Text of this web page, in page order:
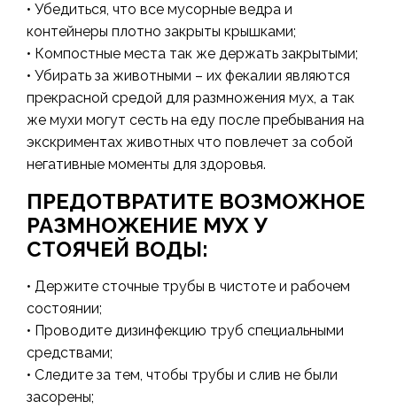
• Убедиться, что все мусорные ведра и
контейнеры плотно закрыты крышками;
• Компостные места так же держать закрытыми;
• Убирать за животными – их фекалии являются
прекрасной средой для размножения мух, а так
же мухи могут сесть на еду после пребывания на
экскриментах животных что повлечет за собой
негативные моменты для здоровья.
ПРЕДОТВРАТИТЕ ВОЗМОЖНОЕ
РАЗМНОЖЕНИЕ МУХ У
СТОЯЧЕЙ ВОДЫ:
• Держите сточные трубы в чистоте и рабочем
состоянии;
• Проводите дизинфекцию труб специальными
средствами;
• Следите за тем, чтобы трубы и слив не были
засорены;